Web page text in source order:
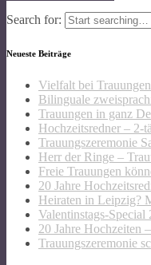
Search for:
Neueste Beiträge
Vielfalt bei
Bilinguale
Trauungen in ganz
Hochzeitsredner – 2-
Trauungszeremonie
Herr der Ringe –
Freie Trauungen
20 Jahre
Heiraten in Leipzig?
Valentinstags-Special
20 Jahre Hochzeiten
Trauungszeremonie